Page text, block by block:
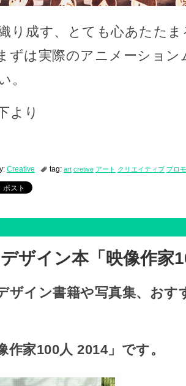
り成す、とても心あたた
ずは実際のアニメーション
。
より
Creative tag: art cretive アート クリエイティブ プロ
ザイン本「映像作家
ザイン書籍や写真集、おす
作家100人 2014」です。